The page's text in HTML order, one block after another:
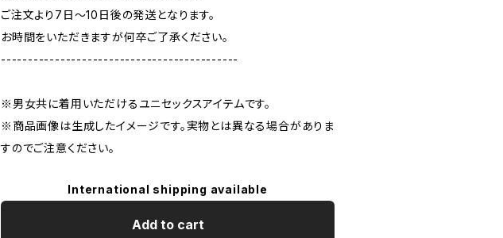
ご注文より7日〜10日後の発送となります。
お時間をいただきますが何卒ご了承ください。
--------------------------------------------
※男女共に着用いただけるユニセックスアイテムです。
※商品画像は生成したイメージです。実物とは異なる場合がありま
すのでご注意ください。
International shipping available
Add to cart